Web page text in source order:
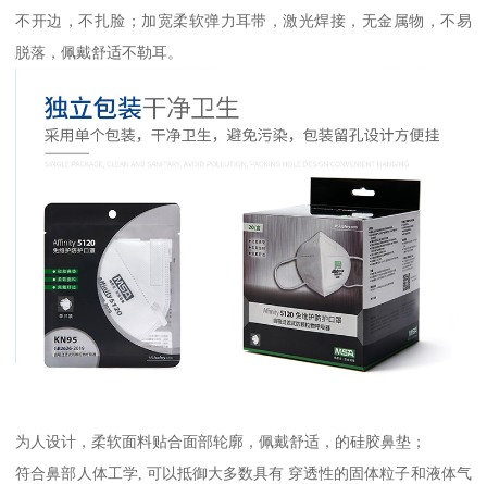
不开边，不扎脸；加宽柔软弹力耳带，激光焊接，无金属物，不易
脱落，佩戴舒适不勒耳。
为人设计，柔软面料贴合面部轮廓，佩戴舒适，的硅胶鼻垫；
符合鼻部人体工学, 可以抵御大多数具有 穿透性的固体粒子和液体气